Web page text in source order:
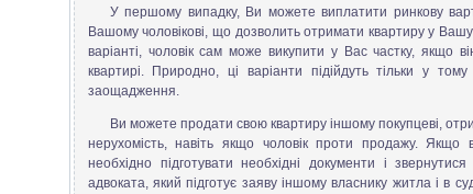
У першому випадку, Ви можете виплатити ринкову
Вашому чоловікові, що дозволить отримати квартиру у
варіанті, чоловік сам може викупити у Вас частку, якщо
квартирі. Природно, ці варіанти підійдуть тільки у
заощадження.
Ви можете продати свою квартиру іншому покупцеві,
нерухомість, навіть якщо чоловік проти продажу.
необхідно підготувати необхідні документи і
адвоката, який підготує заяву іншому власнику житла і в